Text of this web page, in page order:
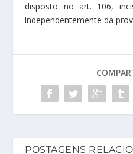
disposto no art. 106,
independentemente da
POSTAGENS